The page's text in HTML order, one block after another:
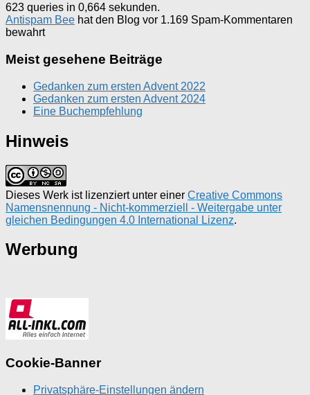
623 queries in 0,664 sekunden.
Antispam Bee hat den Blog vor 1.169 Spam-Kommentaren
bewahrt
Meist gesehene Beiträge
Gedanken zum ersten Advent 2022
Gedanken zum ersten Advent 2024
Eine Buchempfehlung
Hinweis
Dieses Werk ist lizenziert unter einer Creative Commons
Namensnennung - Nicht-kommerziell - Weitergabe unter
gleichen Bedingungen 4.0 International Lizenz.
Werbung
Cookie-Banner
Privatsphäre-Einstellungen ändern